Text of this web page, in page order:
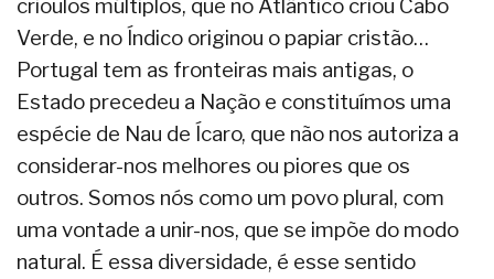
crioulos múltiplos, que no Atlântico criou Cabo
Verde, e no Índico originou o papiar cristão…
Portugal tem as fronteiras mais antigas, o
Estado precedeu a Nação e constituímos uma
espécie de Nau de Ícaro, que não nos autoriza a
considerar-nos melhores ou piores que os
outros. Somos nós como um povo plural, com
uma vontade a unir-nos, que se impõe do modo
natural. É essa diversidade, é esse sentido